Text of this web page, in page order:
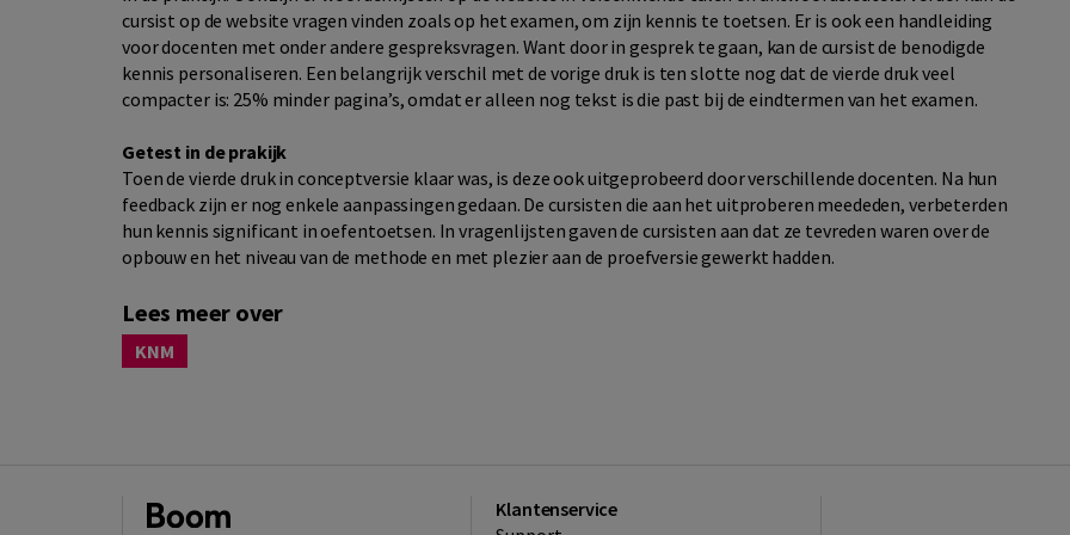
cursist op de website vragen vinden zoals op het examen, om zijn kennis te toetsen. Er is ook een handleiding
voor docenten met onder andere gespreksvragen. Want door in gesprek te gaan, kan de cursist de benodigde
kennis personaliseren. Een belangrijk verschil met de vorige druk is ten slotte nog dat de vierde druk veel
compacter is: 25% minder pagina’s, omdat er alleen nog tekst is die past bij de eindtermen van het examen.
Getest in de prakijk
Toen de vierde druk in conceptversie klaar was, is deze ook uitgeprobeerd door verschillende docenten. Na hun
feedback zijn er nog enkele aanpassingen gedaan. De cursisten die aan het uitproberen meededen, verbeterden
hun kennis significant in oefentoetsen. In vragenlijsten gaven de cursisten aan dat ze tevreden waren over de
opbouw en het niveau van de methode en met plezier aan de proefversie gewerkt hadden.
Lees meer over
KNM
Klantenservice